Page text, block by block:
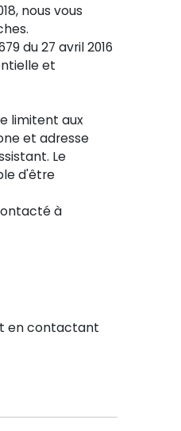
nous vous
du 27 avril 2016
et
limitent aux
et adresse
Le
d'être
à
en contactant